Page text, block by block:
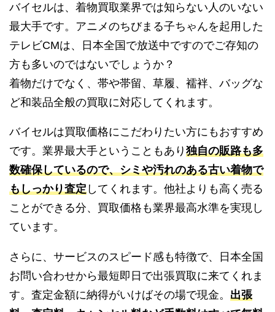
バイセルは、着物買取業界では知らない人のいない
最大手です。アニメのちびまる子ちゃんを起用した
テレビCMは、日本全国で放送中ですのでご存知の
方も多いのではないでしょうか？
着物だけでなく、帯や帯留、草履、襦袢、バッグな
ど和装品全般の買取に対応してくれます。
バイセルは買取価格にこだわりたい方にもおすすめ
です。業界最大手ということもあり 独自の販路も多
数確保しているので、シミや汚れのある古い着物で
もしっかり査定 してくれます。他社よりも高く売る
ことができる分、買取価格も業界最高水準を実現し
ています。
さらに、サービスのスピード感も特徴で、日本全国
お問い合わせから最短即日で出張買取に来てくれま
す。査定金額に納得がいけばその場で現金。 出張